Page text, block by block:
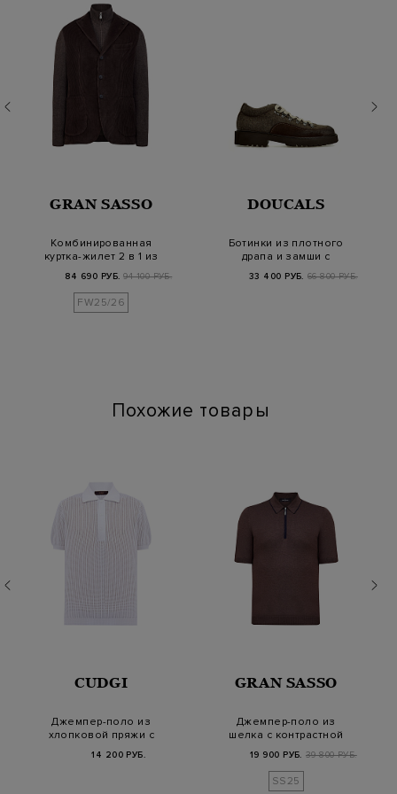
GRAN SASSO
Комбинированная
куртка-жилет 2 в 1 из
шерсти и вельвет…
84 690 РУБ. 94 100 РУБ.
FW25/26
DOUCALS
Ботинки из плотного
драпа и замши с
треккинговой шнуро…
33 400 РУБ. 66 800 РУБ.
Похожие товары
CUDGI
Джемпер-поло из
хлопковой пряжи с
14 200 РУБ.
GRAN SASSO
Джемпер-поло из
шелка с контрастной
19 900 РУБ. 39 800 РУБ.
SS25